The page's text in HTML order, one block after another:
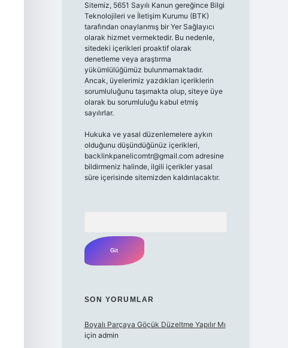
Sitemiz, 5651 Sayılı Kanun gereğince Bilgi
Teknolojileri ve İletişim Kurumu (BTK)
tarafından onaylanmış bir Yer Sağlayıcı
olarak hizmet vermektedir. Bu nedenle,
sitedeki içerikleri proaktif olarak
denetleme veya araştırma
yükümlülüğümüz bulunmamaktadır.
Ancak, üyelerimiz yazdıkları içeriklerin
sorumluluğunu taşımakta olup, siteye üye
olarak bu sorumluluğu kabul etmiş
sayılırlar.
Hukuka ve yasal düzenlemelere aykırı
olduğunu düşündüğünüz içerikleri,
backlinkpanelicomtr@gmail.comadresine
bildirmeniz halinde, ilgili içerikler yasal
süre içerisinde sitemizden kaldırılacaktır.
SON YORUMLAR
Boyalı Parçaya Göçük Düzeltme Yapılır Mı
için admin